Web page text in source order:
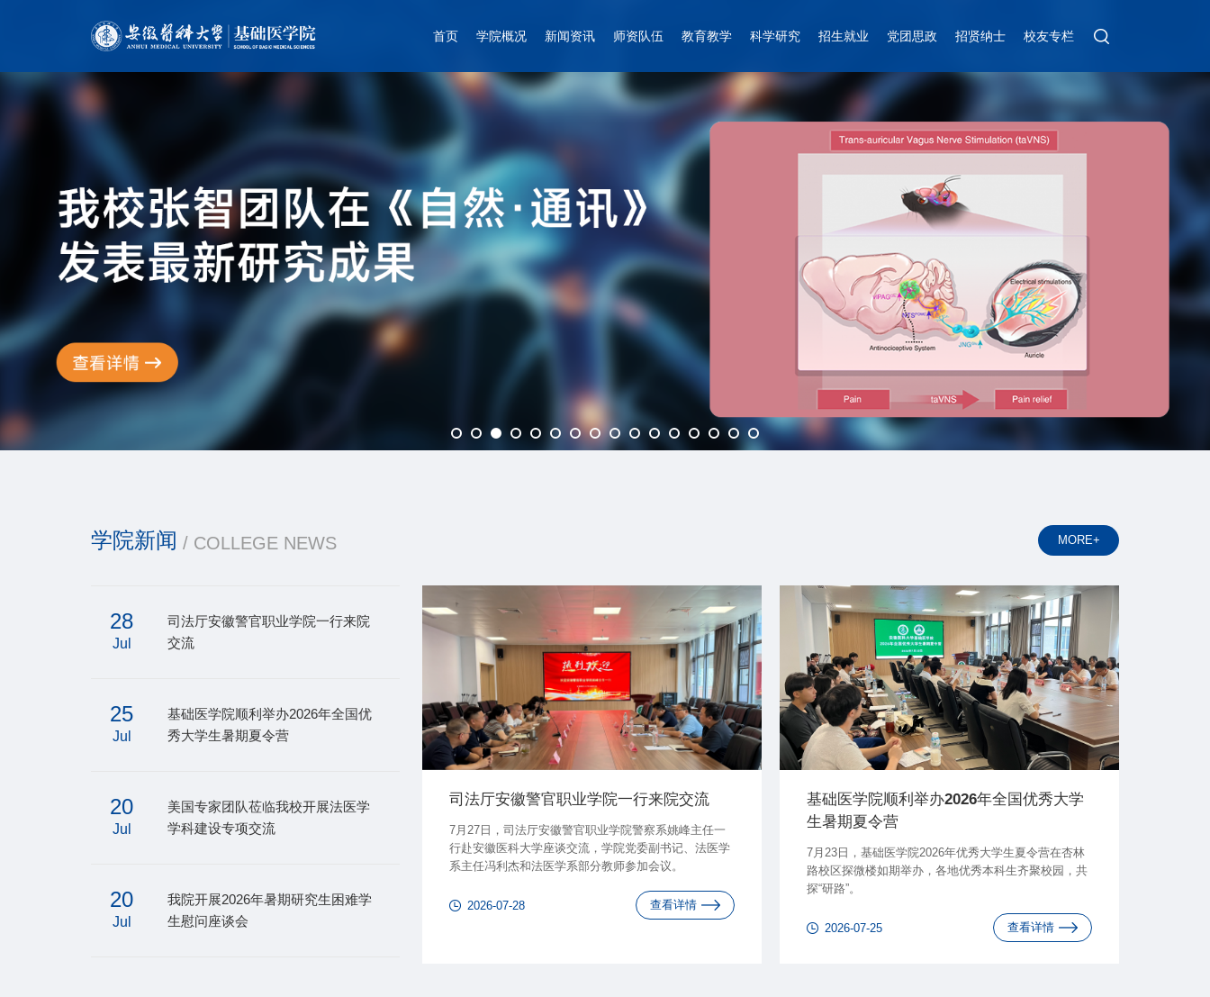
首页 学院概况 新闻资讯 师资队伍 教育教学 科学研究 招生就业 党团思政 招贤纳士 校友专栏
学院新闻 / COLLEGE NEWS MORE+
28
Jul
司法厅安徽警官职业学院一行来院
交流
25
Jul
基础医学院顺利举办2026年全国优
秀大学生暑期夏令营
20
Jul
美国专家团队莅临我校开展法医学
学科建设专项交流
20
Jul
我院开展2026年暑期研究生困难学
生慰问座谈会
司法厅安徽警官职业学院一行来院交流
7月27日，司法厅安徽警官职业学院警察系姚峰主任一
行赴安徽医科大学座谈交流，学院党委副书记、法医学
系主任冯利杰和法医学系部分教师参加会议。
2026-07-28 查看详情
基础医学院顺利举办2026年全国优秀大学
生暑期夏令营
7月23日，基础医学院2026年优秀大学生夏令营在杏林
路校区探微楼如期举办，各地优秀本科生齐聚校园，共
探“研路”。
2026-07-25 查看详情